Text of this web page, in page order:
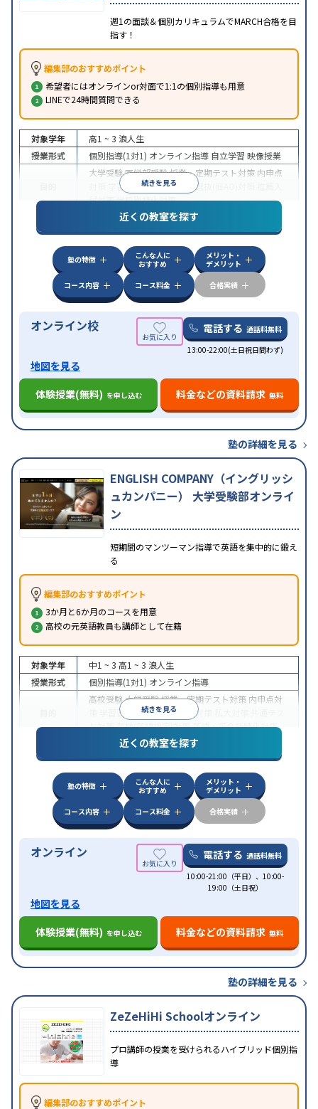
週1の面談＆個別カリキュラムでMARCH合格を目
指す！
編集部のおすすめポイント
希望者にはオンラインor対面で1:1の個別指導も用意
LINEで24時間質問できる
続きを見る
対象学年 高1 ~ 3 浪人生
授業形式
個別指導(1対1) オンライン指導 自立学習 映像授業
大学受験医学部受験授業・定期テスト対策 内申点
学習習慣の定着 総合型選抜(旧AO)対策
試対策学校別特化対策
特徴
中高一貫校生に対応授業の振替可能
学習にPC・タブレットを利用オンライン対応1
科目から受講可能
近くの教室を探す
塾の特徴
こんな人に
おすすめ
メリット・
デメリット
コース内容
コース料金 合格実績
オンライン校 電話する 通話料無料
13:00-22:00(土日祝日問わず)
地図を見る
体験授業(無料) を申し込む 料金などの資料請求 無料
塾の詳細を見る
ENGLISH COMPANY（イングリッシ
ュカンパニー） 大学受験部オンライ
ン
短期間のマンツーマン指導で英語を集中的に鍛え
る
編集部のおすすめポイント
3か月と6か月のコースを用意
高校の元英語教員も講師として在籍
続きを見る
対象学年 中1 ~ 3 高1 ~ 3 浪人生
授業形式
個別指導(1対1) オンライン指導
高校受験大学受験授業・定期テスト対策 内申点対
学習習慣の定着国公立大対策
ト対策英検(英語検定)対策英語・英会話特化対策
特徴
中高一貫校生に対応授業の振替可能
学習にPC・タブレットを利用オンライン対応1
科目から受講可能
近くの教室を探す
塾の特徴
こんな人に
おすすめ
メリット・
デメリット
コース内容
コース料金 合格実績
オンライン 電話する 通話料無料
10:00-21:00（平日）、10:00-
19:00（土日祝）
地図を見る
体験授業(無料) を申し込む 料金などの資料請求 無料
塾の詳細を見る
ZeZeHiHi Schoolオンライン
プロ講師の授業を受けられるハイブリッド個別指
導
編集部のおすすめポイント